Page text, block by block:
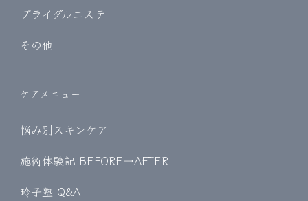
ブライダルエステ
その他
ケアメニュー
悩み別スキンケア
施術体験記-BEFORE→AFTER
玲子塾 Q&A